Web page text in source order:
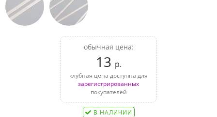
обычная цена:
13 р.
клубная цена доступна для
зарегистрированных
покупателей
В НАЛИЧИИ